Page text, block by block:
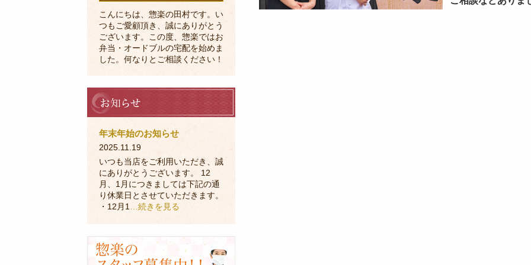
こんにちは、惣楽の田村です。い
つもご愛顧頂き、誠にありがとう
ございます。この度、惣楽ではお
弁当・オードブルの宅配を始めま
した。何なりとご相談ください！
お
知
ら
年末年始のお知らせ
2025.11.19
いつも当店をご利用いただき、誠
にありがとうございます。 12
月、1月につきましては下記の通
り休業日とさせていただきます。
・12月1…続きを見る
用